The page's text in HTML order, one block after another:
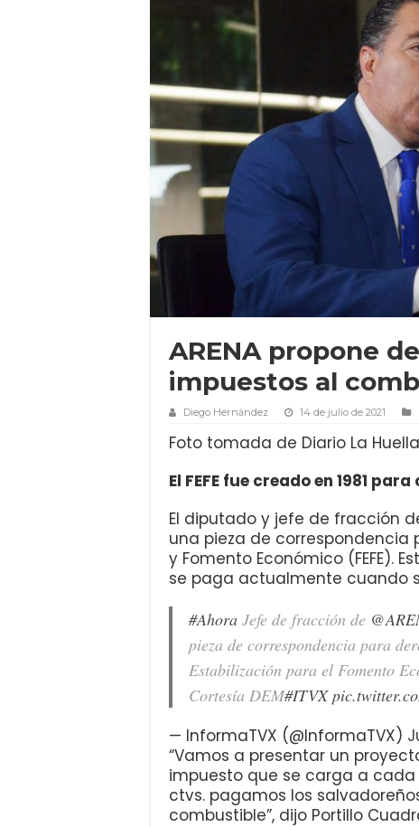
ARENA propone
impuestos al
Diego Hernández 14 de julio de 2021
Foto tomada de Diario La Huella
El FEFE fue creado en 1981
El diputado y jefe de fracción
una pieza de correspondencia
y Fomento Económico (FEFE).
se paga actualmente cuando
#Ahora Jefe de fracción de
pieza de correspondencia para
Estabilización para el Fomento
Cortesía DEM#ITVX
— InformaTVX (@InformaTVX)
“Vamos a presentar un
impuesto que se carga a cada
ctvs. pagamos los
combustible”, dijo Portillo